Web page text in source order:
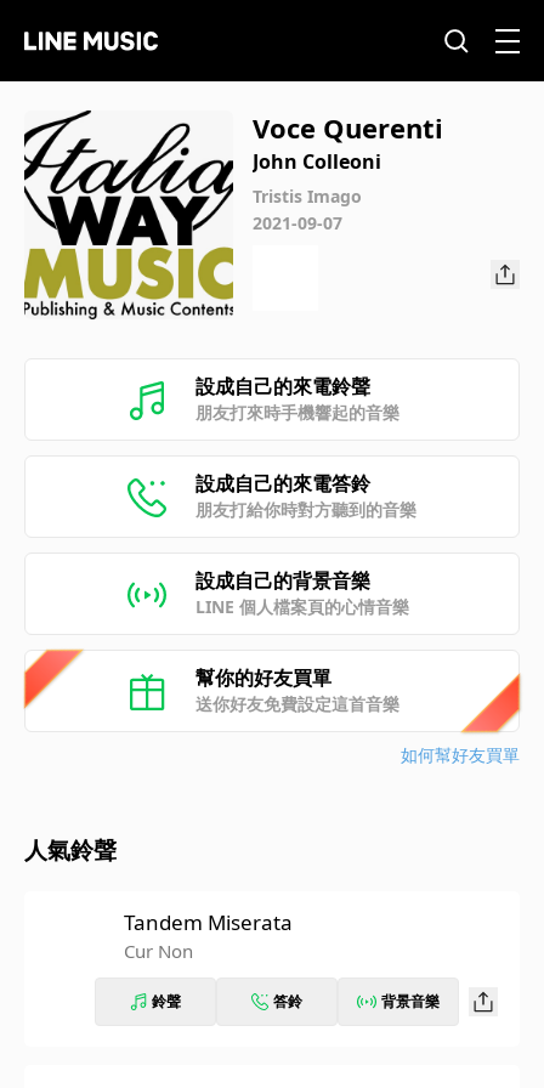
Voce Querenti
John Colleoni
Tristis Imago
2021-09-07
設成自己的來電鈴聲
朋友打來時手機響起的音樂
設成自己的來電答鈴
朋友打給你時對方聽到的音樂
設成自己的背景音樂
LINE 個人檔案頁的心情音樂
幫你的好友買單
送你好友免費設定這首音樂
如何幫好友買單
人氣鈴聲
Tandem Miserata
Cur Non
鈴聲 答鈴 背景音樂